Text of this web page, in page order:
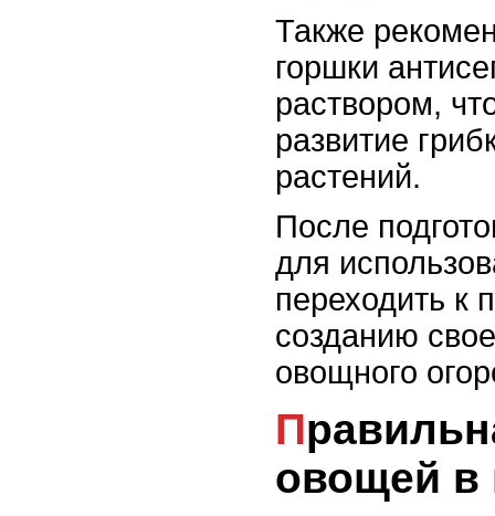
Также
горшки
раствором,
развитие
растений.
После
для
переходить к
созданию
овощного
Правильная посадка
овощей в